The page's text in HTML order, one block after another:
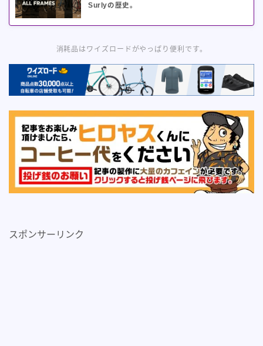
Surlyの歴史。
消耗品はワイズロードがやっぱり便利です。
スポンサーリンク